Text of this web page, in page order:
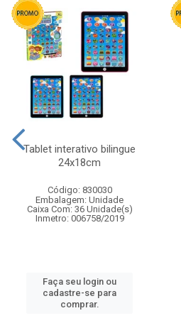
Tablet interativo bilingue
24x18cm
Código: 830030
Embalagem: Unidade
Caixa Com: 36 Unidade(s)
Inmetro: 006758/2019
Faça seu login ou
cadastre-se para
comprar.